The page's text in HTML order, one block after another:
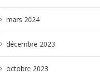
mars 2024
décembre 2023
octobre 2023